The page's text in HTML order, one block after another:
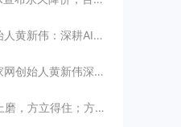
新伟：深耕AI创业赛道，
始人黄新伟深耕AI创业赛
立得住；方能静亦定，动亦